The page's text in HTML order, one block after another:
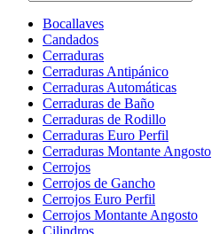
productos
Bocallaves
Candados
Cerraduras
Cerraduras Antipánico
Cerraduras Automáticas
Cerraduras de Baño
Cerraduras de Rodillo
Cerraduras Euro Perfil
Cerraduras Montante Angosto
Cerrojos
Cerrojos de Gancho
Cerrojos Euro Perfil
Cerrojos Montante Angosto
Cilindros